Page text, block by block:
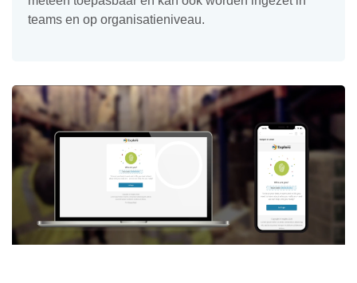
teams en op organisatieniveau.